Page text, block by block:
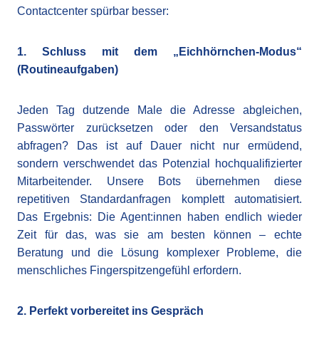
Contactcenter spürbar besser:
1. Schluss mit dem „Eichhörnchen-Modus“
(Routineaufgaben)
Jeden Tag dutzende Male die Adresse abgleichen,
Passwörter zurücksetzen oder den Versandstatus
abfragen? Das ist auf Dauer nicht nur ermüdend,
sondern verschwendet das Potenzial hochqualifizierter
Mitarbeitender. Unsere Bots übernehmen diese
repetitiven Standardanfragen komplett automatisiert.
Das Ergebnis: Die Agent:innen haben endlich wieder
Zeit für das, was sie am besten können – echte
Beratung und die Lösung komplexer Probleme, die
menschliches Fingerspitzengefühl erfordern.
2. Perfekt vorbereitet ins Gespräch